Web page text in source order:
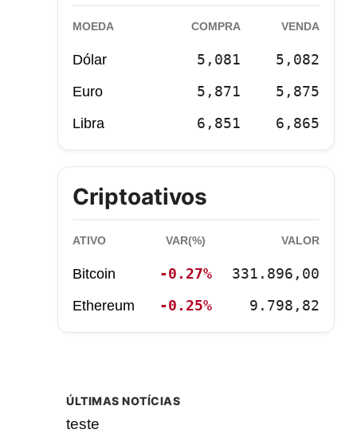
MOEDA COMPRA VENDA
Dólar 5,081 5,082
Euro 5,871 5,875
Libra 6,851 6,865
Criptoativos
ATIVO VAR(%) VALOR
Bitcoin -0.27% 331.896,00
Ethereum -0.25% 9.798,82
ÚLTIMAS NOTÍCIAS
teste